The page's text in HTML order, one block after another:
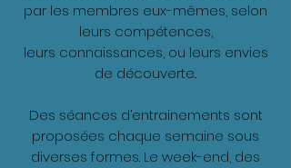
par les membres eux-mêmes, selon
leurs compétences,
leurs connaissances, ou leurs envies
de découverte..
Des séances d’entrainements sont
proposées chaque semaine sous
diverses formes. Le week-end, des